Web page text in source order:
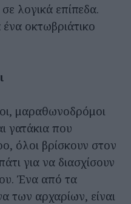
λογικά επίπεδα.
οκτωβριάτικο
μαραθωνοδρόμοι
γατάκια που
όλοι βρίσκουν στον
για να διασχίσουν
Ένα από τα
των αρχαρίων, είναι